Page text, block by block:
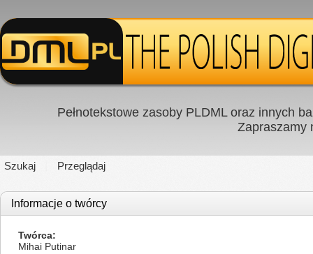
Pełnotekstowe zasoby PLDML oraz innych
Zapraszamy
Szukaj Przeglądaj
Informacje o twórcy
Twórca
Mihai Putinar